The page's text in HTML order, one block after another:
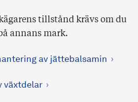
tillstånd krävs om du
annans mark.
av jättebalsamin
växtdelar